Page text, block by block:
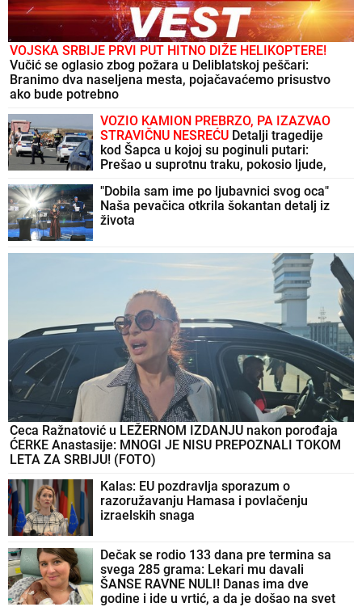
VOJSKA SRBIJE PRVI PUT HITNO DIŽE HELIKOPTERE!
Vučić se oglasio zbog požara u Deliblatskoj peščari:
Branimo dva naseljena mesta, pojačavaćemo prisustvo
ako bude potrebno
VOZIO KAMION PREBRZO, PA IZAZVAO
STRAVIČNU NESREĆU Detalji tragedije
kod Šapca u kojoj su poginuli putari:
Prešao u suprotnu traku, pokosio ljude,
ZAŠTITNU OGRADU
"Dobila sam ime po ljubavnici svog oca"
Naša pevačica otkrila šokantan detalj iz
života
Ceca Ražnatović u LEŽERNOM IZDANJU nakon porođaja
ĆERKE Anastasije: MNOGI JE NISU PREPOZNALI TOKOM
LETA ZA SRBIJU! (FOTO)
Kalas: EU pozdravlja sporazum o
razoružavanju Hamasa i povlačenju
izraelskih snaga
Dečak se rodio 133 dana pre termina sa
svega 285 grama: Lekari mu davali
ŠANSE RAVNE NULI! Danas ima dve
godine i ide u vrtić, a da je došao na svet